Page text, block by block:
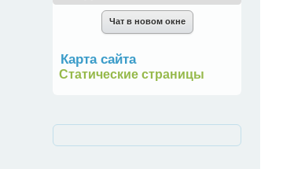
Карта сайта
Статические страницы